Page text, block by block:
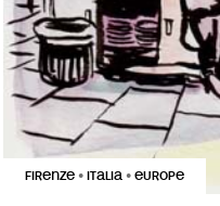
FIRENZE • ITALIA • EUROPE